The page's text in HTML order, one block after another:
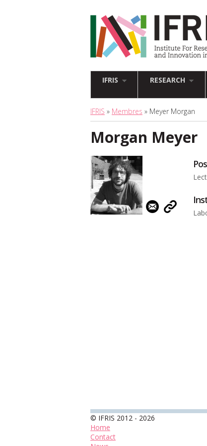
IFRIS RESEARCH
IFRIS » Membres » Meyer Morgan
Morgan Meyer
© IFRIS 2012 - 2026
Home
Contact